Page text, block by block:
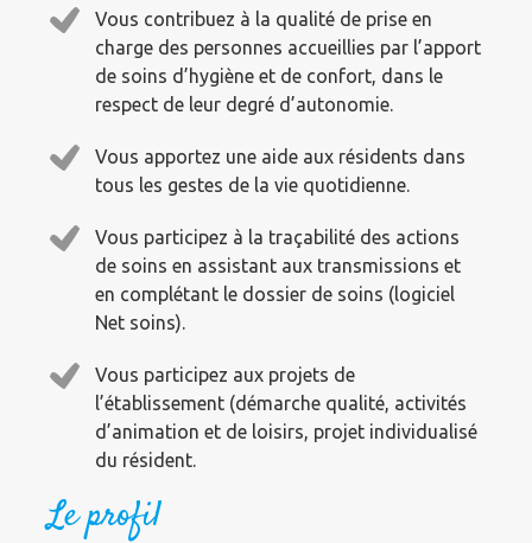
Vous contribuez à la qualité de prise en
charge des personnes accueillies par l’apport
de soins d’hygiène et de confort, dans le
respect de leur degré d’autonomie.
Vous apportez une aide aux résidents dans
tous les gestes de la vie quotidienne.
Vous participez à la traçabilité des actions
de soins en assistant aux transmissions et
en complétant le dossier de soins (logiciel
Net soins).
Vous participez aux projets de
l’établissement (démarche qualité, activités
d’animation et de loisirs, projet individualisé
du résident.
Le profil